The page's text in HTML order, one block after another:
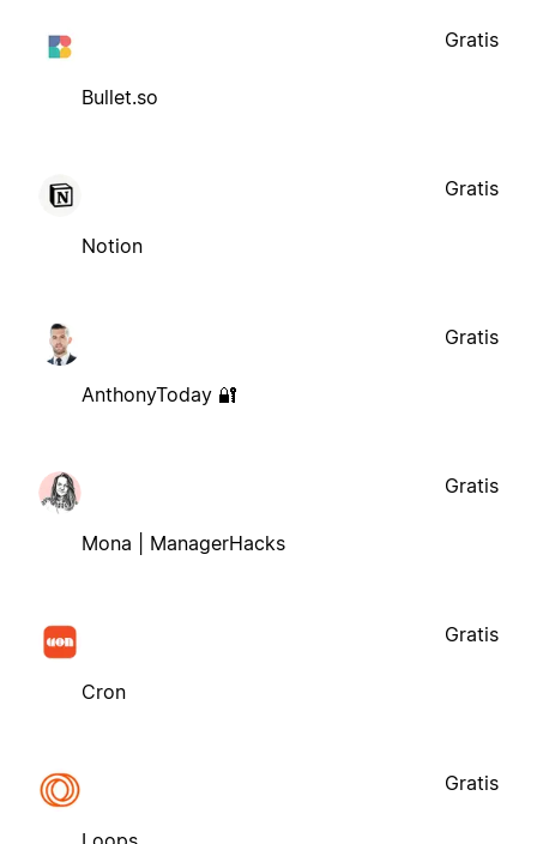
Bullet.so
Gratis
Notion
Gratis
AnthonyToday 🔐
Gratis
Mona | ManagerHacks
Gratis
Cron
Gratis
Gratis